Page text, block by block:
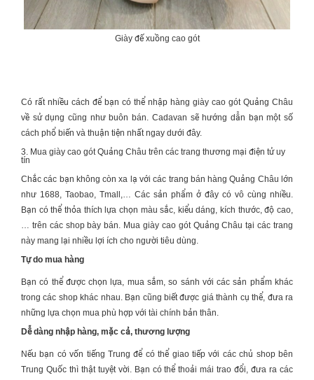
Giày đế xuồng cao gót
Có rất nhiều cách để bạn có thể nhập hàng giày cao gót Quảng Châu
về sử dụng cũng như buôn bán. Cadavan sẽ hướng dẫn bạn một số
cách phổ biến và thuận tiện nhất ngay dưới đây.
3. Mua giày cao gót Quảng Châu trên các trang thương mại điện tử uy
tín
Chắc các bạn không còn xa lạ với các trang bán hàng Quảng Châu lớn
như 1688, Taobao, Tmall,… Các sản phẩm ở đây có vô cùng nhiều.
Bạn có thể thỏa thích lựa chọn màu sắc, kiểu dáng, kích thước, độ cao,
… trên các shop bày bán. Mua giày cao gót Quảng Châu tại các trang
này mang lại nhiều lợi ích cho người tiêu dùng.
Tự do mua hàng
Bạn có thể được chọn lựa, mua sắm, so sánh với các sản phẩm khác
trong các shop khác nhau. Bạn cũng biết được giá thành cụ thể, đưa ra
những lựa chọn mua phù hợp với tài chính bản thân.
Dễ dàng nhập hàng, mặc cả, thương lượng
Nếu bạn có vốn tiếng Trung để có thể giao tiếp với các chủ shop bên
Trung Quốc thì thật tuyệt vời. Bạn có thể thoải mái trao đổi, đưa ra các